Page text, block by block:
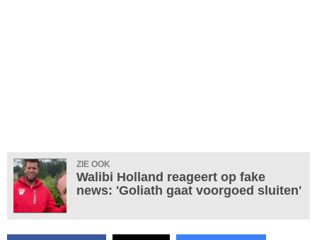
ZIE OOK
Walibi Holland reageert op fake
news: 'Goliath gaat voorgoed sluiten'